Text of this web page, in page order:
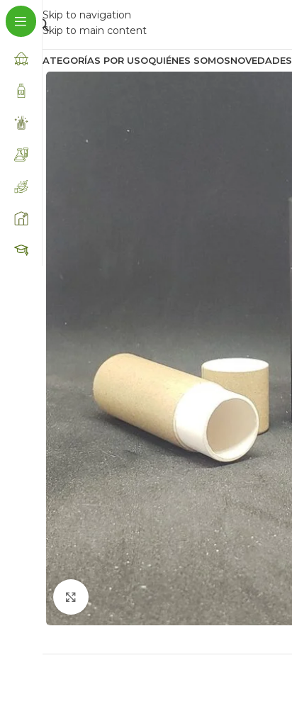
Skip to navigation
Skip to main content
CATEGORÍAS POR USOQUIÉNES SOMOSNOVEDADES
Click to enlarge